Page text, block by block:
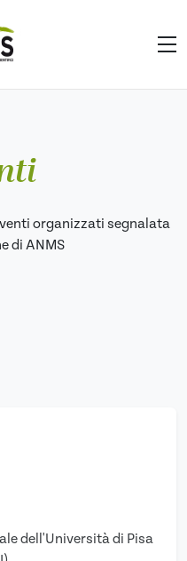
organizzati segnalata
di ANMS
dell'Università di Pisa